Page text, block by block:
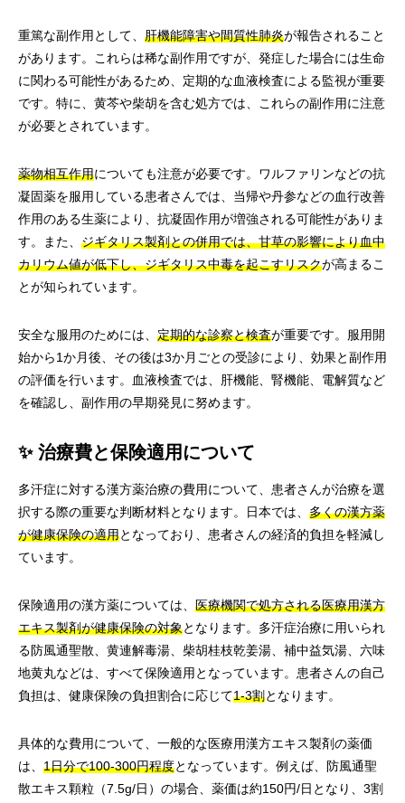
重篤な副作用として、 肝機能障害や間質性肺炎が報告されること
があります。これらは稀な副作用ですが、発症した場合には生命
に関わる可能性があるため、定期的な血液検査による監視が重要
です。特に、黄芩や柴胡を含む処方では、これらの副作用に注意
が必要とされています。
薬物相互作用についても注意が必要です。ワルファリンなどの抗
凝固薬を服用している患者さんでは、当帰や丹参などの血行改善
作用のある生薬により、抗凝固作用が増強される可能性がありま
す。また、 ジギタリス製剤との併用では、甘草の影響により血中
カリウム値が低下し、ジギタリス中毒を起こすリスクが高まるこ
とが知られています。
安全な服用のためには、 定期的な診察と検査が重要です。服用開
始から1か月後、その後は3か月ごとの受診により、効果と副作用
の評価を行います。血液検査では、肝機能、腎機能、電解質など
を確認し、副作用の早期発見に努めます。
✨ 治療費と保険適用について
多汗症に対する漢方薬治療の費用について、患者さんが治療を選
択する際の重要な判断材料となります。日本では、 多くの漢方薬
が健康保険の適用となっており、患者さんの経済的負担を軽減し
ています。
保険適用の漢方薬については、 医療機関で処方される医療用漢方
エキス製剤が健康保険の対象となります。多汗症治療に用いられ
る防風通聖散、黄連解毒湯、柴胡桂枝乾姜湯、補中益気湯、六味
地黄丸などは、すべて保険適用となっています。患者さんの自己
負担は、健康保険の負担割合に応じて1-3割となります。
具体的な費用について、一般的な医療用漢方エキス製剤の薬価
は、 1日分で100-300円程度となっています。例えば、防風通聖
散エキス顆粒（7.5g/日）の場合、薬価は約150円/日となり、3割